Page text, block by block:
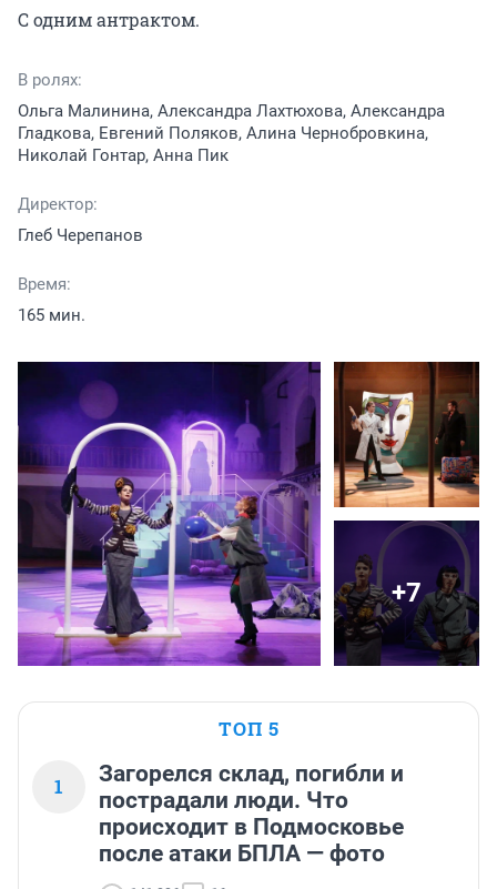
С одним антрактом.
В ролях:
Ольга Малинина, Александра Лахтюхова, Александра
Гладкова, Евгений Поляков, Алина Чернобровкина,
Николай Гонтар, Анна Пик
Директор:
Глеб Черепанов
Время:
165 мин.
+7
ТОП 5
1
Загорелся склад, погибли и
пострадали люди. Что
происходит в Подмосковье
после атаки БПЛА — фото